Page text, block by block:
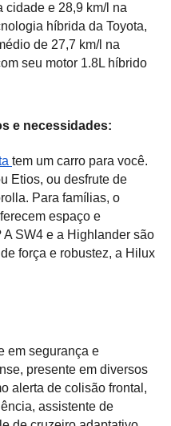
cidade e 28,9 km/l na
híbrida da Toyota,
de 27,7 km/l na
seu motor 1.8L híbrido
e necessidades:
tem um carro para você.
Etios, ou desfrute de
Para famílias, o
espaço e
SW4 e a Highlander são
força e robustez, a Hilux
em segurança e
presente em diversos
alerta de colisão frontal,
assistente de